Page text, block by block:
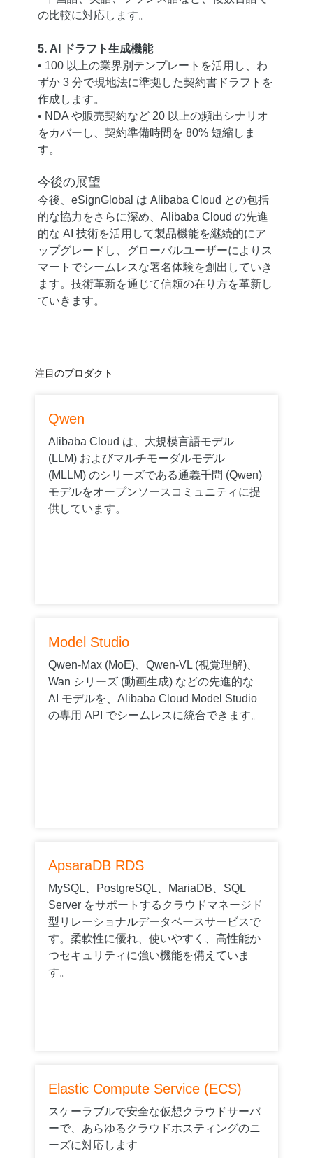
の比較に対応します。
5. AI ドラフト生成機能
• 100 以上の業界別テンプレートを活用し、わ
ずか 3 分で現地法に準拠した契約書ドラフトを
作成します。
• NDA や販売契約など 20 以上の頻出シナリオ
をカバーし、契約準備時間を 80% 短縮しま
す。
今後の展望
今後、eSignGlobal は Alibaba Cloud との包括
的な協力をさらに深め、Alibaba Cloud の先進
的な AI 技術を活用して製品機能を継続的にア
ップグレードし、グローバルユーザーによりス
マートでシームレスな署名体験を創出していき
ます。技術革新を通じて信頼の在り方を革新し
ていきます。
注目のプロダクト
Qwen
Alibaba Cloud は、大規模言語モデル
(LLM) およびマルチモーダルモデル
(MLLM) のシリーズである通義千問 (Qwen)
モデルをオープンソースコミュニティに提
供しています。
Model Studio
Qwen-Max (MoE)、Qwen-VL (視覚理解)、
Wan シリーズ (動画生成) などの先進的な
AI モデルを、Alibaba Cloud Model Studio
の専用 API でシームレスに統合できます。
ApsaraDB RDS
MySQL、PostgreSQL、MariaDB、SQL
Server をサポートするクラウドマネージド
型リレーショナルデータベースサービスで
す。柔軟性に優れ、使いやすく、高性能か
つセキュリティに強い機能を備えていま
す。
Elastic Compute Service (ECS)
スケーラブルで安全な仮想クラウドサーバ
ーで、あらゆるクラウドホスティングのニ
ーズに対応します